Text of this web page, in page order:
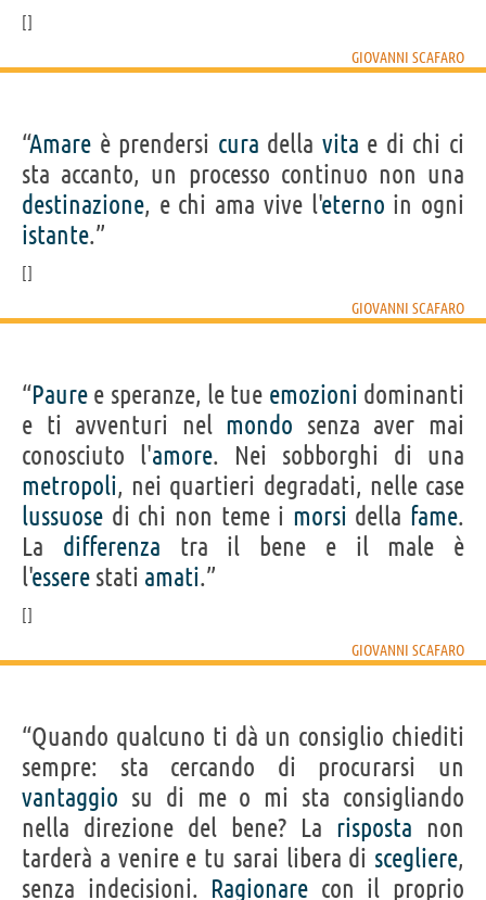
GIOVANNI SCAFARO
“Amare è prendersi cura della vita e di chi ci
sta accanto, un processo continuo non una
destinazione, e chi ama vive l'eterno in ogni
istante.”
GIOVANNI SCAFARO
“Paure e speranze, le tue emozioni dominanti
e ti avventuri nel mondo senza aver mai
conosciuto l'amore. Nei sobborghi di una
metropoli, nei quartieri degradati, nelle case
lussuose di chi non teme i morsi della fame.
La differenza tra il bene e il male è
l'essere stati amati.”
GIOVANNI SCAFARO
“Quando qualcuno ti dà un consiglio chiediti
sempre: sta cercando di procurarsi un
vantaggio su di me o mi sta consigliando
nella direzione del bene? La risposta non
tarderà a venire e tu sarai libera di scegliere,
senza indecisioni. Ragionare con il proprio